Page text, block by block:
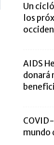
Un
los
AIDS
donará
mundo